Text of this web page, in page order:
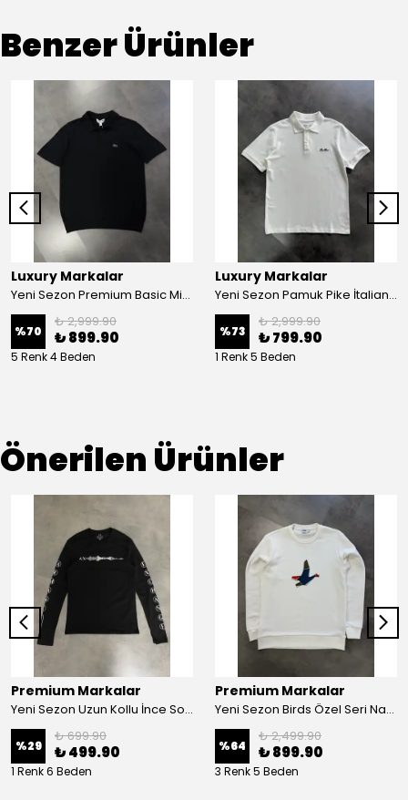
Benzer Ürünler
Luxury Markalar
Yeni Sezon Premium Basic Mini Logo Polo Yaka Triko Tişört
%70
₺ 2,999.90
₺ 899.90
5 Renk 4 Beden
Luxury Markalar
Yeni Sezon Pamuk Pike İtalian Classic Logo Polo Yaka T-shirt
%73
₺ 2,999.90
₺ 799.90
1 Renk 5 Beden
Önerilen Ürünler
Premium Markalar
Yeni Sezon Uzun Kollu İnce Sound Rhythm Logo T-shirt
%29
₺ 699.90
₺ 499.90
1 Renk 6 Beden
Premium Markalar
Yeni Sezon Birds Özel Seri Nakış Logo Şardonlu Sweatshirt
%64
₺ 2,499.90
₺ 899.90
3 Renk 5 Beden